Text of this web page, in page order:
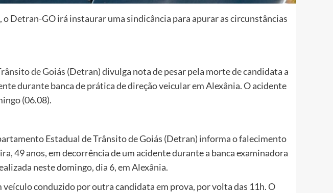
Detran-GO irá instaurar uma sindicância para apurar as circunstâncias
de Goiás (Detran) divulga nota de pesar pela morte de candidata a
durante banca de prática de direção veicular em Alexânia. O acidente
(06.08).
Estadual de Trânsito de Goiás (Detran) informa o falecimento
49 anos, em decorrência de um acidente durante a banca examinadora
neste domingo, dia 6, em Alexânia.
conduzido por outra candidata em prova, por volta das 11h. O